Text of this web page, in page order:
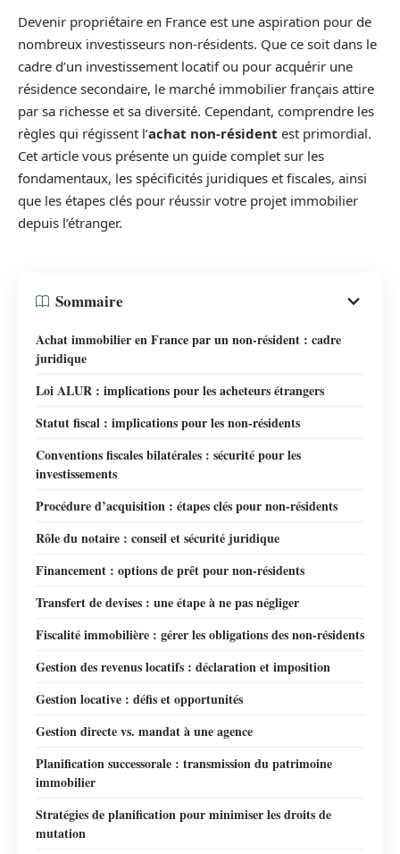
Devenir propriétaire en France est une aspiration pour de
nombreux investisseurs non-résidents. Que ce soit dans le
cadre d’un investissement locatif ou pour acquérir une
résidence secondaire, le marché immobilier français attire
par sa richesse et sa diversité. Cependant, comprendre les
règles qui régissent l’achat non-résident est primordial.
Cet article vous présente un guide complet sur les
fondamentaux, les spécificités juridiques et fiscales, ainsi
que les étapes clés pour réussir votre projet immobilier
depuis l’étranger.
Sommaire
Achat immobilier en France par un non-résident : cadre
juridique
Loi ALUR : implications pour les acheteurs étrangers
Statut fiscal : implications pour les non-résidents
Conventions fiscales bilatérales : sécurité pour les
investissements
Procédure d’acquisition : étapes clés pour non-résidents
Rôle du notaire : conseil et sécurité juridique
Financement : options de prêt pour non-résidents
Transfert de devises : une étape à ne pas négliger
Fiscalité immobilière : gérer les obligations des non-résidents
Gestion des revenus locatifs : déclaration et imposition
Gestion locative : défis et opportunités
Gestion directe vs. mandat à une agence
Planification successorale : transmission du patrimoine
immobilier
Stratégies de planification pour minimiser les droits de
mutation